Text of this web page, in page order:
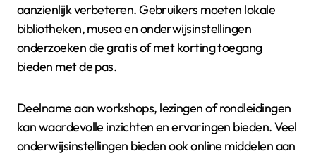
aanzienlijk verbeteren. Gebruikers moeten lokale
bibliotheken, musea en onderwijsinstellingen
onderzoeken die gratis of met korting toegang
bieden met de pas.
Deelname aan workshops, lezingen of rondleidingen
kan waardevolle inzichten en ervaringen bieden. Veel
onderwijsinstellingen bieden ook online middelen aan